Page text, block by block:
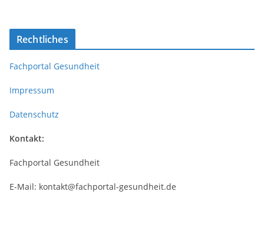
Rechtliches
Fachportal Gesundheit
Impressum
Datenschutz
Kontakt:
Fachportal Gesundheit
E-Mail: kontakt@fachportal-gesundheit.de